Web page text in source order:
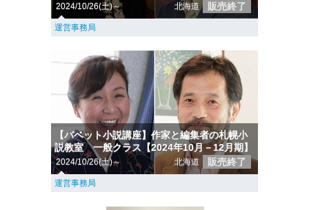
2024/10/26(土)～ 北海道 販売終了
運営事務局
【バベット小説講座】作家と編集者の札幌小
説教室 一般クラス【2024年10月－12月期】
2024/10/26(土)～ 北海道 販売終了
運営事務局